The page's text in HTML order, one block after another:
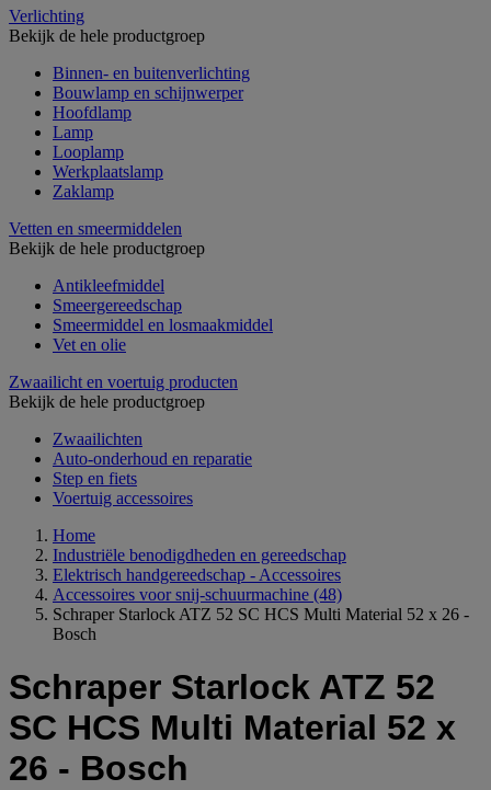
Verlichting
Bekijk de hele productgroep
Binnen- en buitenverlichting
Bouwlamp en schijnwerper
Hoofdlamp
Lamp
Looplamp
Werkplaatslamp
Zaklamp
Vetten en smeermiddelen
Bekijk de hele productgroep
Antikleefmiddel
Smeergereedschap
Smeermiddel en losmaakmiddel
Vet en olie
Zwaailicht en voertuig producten
Bekijk de hele productgroep
Zwaailichten
Auto-onderhoud en reparatie
Step en fiets
Voertuig accessoires
Home
Industriële benodigdheden en gereedschap
Elektrisch handgereedschap - Accessoires
Accessoires voor snij-schuurmachine (48)
Schraper Starlock ATZ 52 SC HCS Multi Material 52 x 26 -
Bosch
Schraper Starlock ATZ 52
SC HCS Multi Material 52 x
26 - Bosch